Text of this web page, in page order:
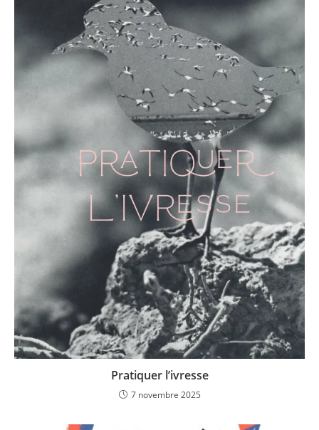
Pratiquer l’ivresse
7 novembre 2025